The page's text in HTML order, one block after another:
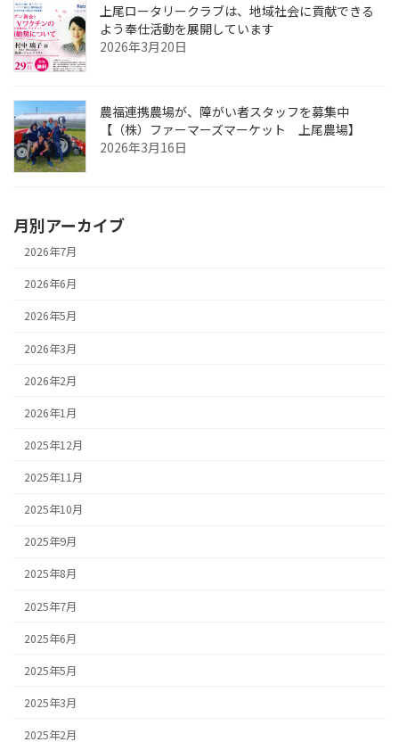
上尾ロータリークラブは、地域社会に貢献できる
よう奉仕活動を展開しています
2026年3月20日
農福連携農場が、障がい者スタッフを募集中
【（株）ファーマーズマーケット 上尾農場】
2026年3月16日
月別アーカイブ
2026年7月
2026年6月
2026年5月
2026年3月
2026年2月
2026年1月
2025年12月
2025年11月
2025年10月
2025年9月
2025年8月
2025年7月
2025年6月
2025年5月
2025年3月
2025年2月